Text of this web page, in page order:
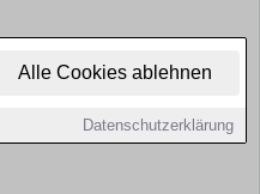
Alle Cookies ablehnen
Datenschutzerklärung